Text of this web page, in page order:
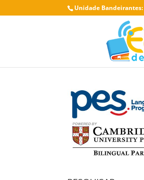
Unidade Bandeirantes: